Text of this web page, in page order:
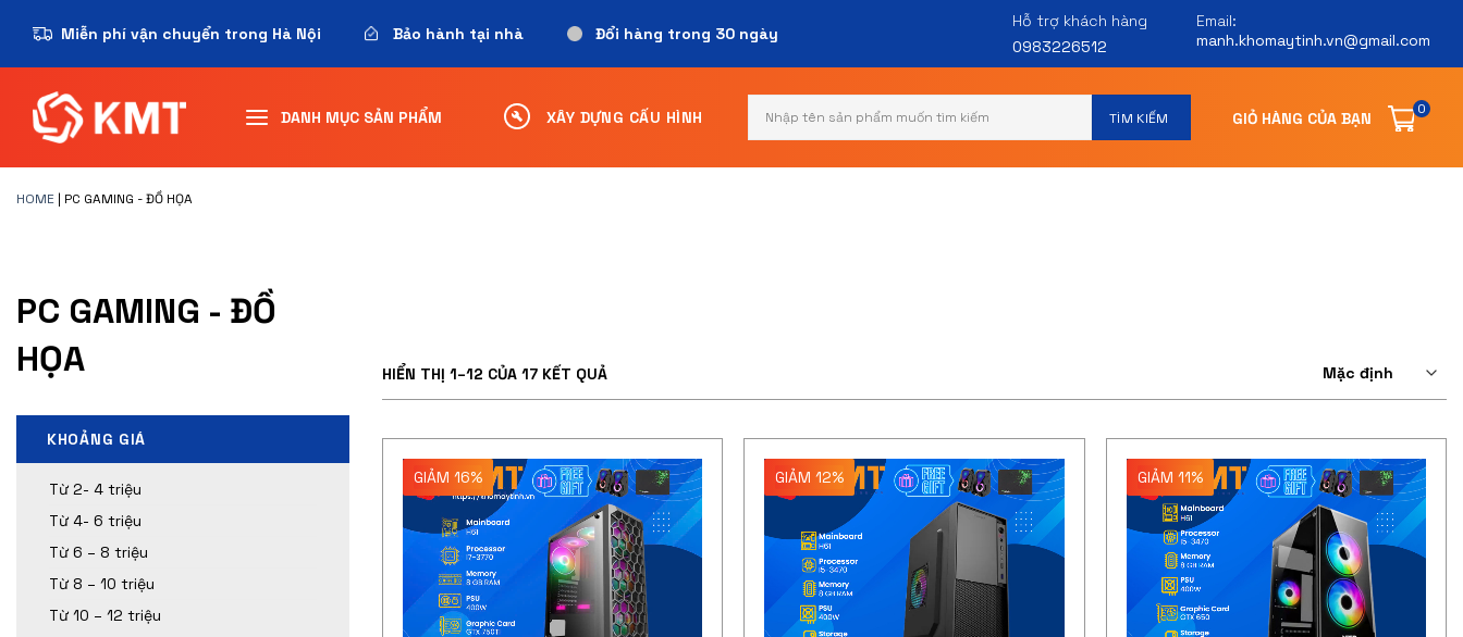
Miễn phí vận chuyển trong Hà Nội Bảo hành tại nhà Đổi hàng trong 30 ngày
Hỗ trợ khách hàng
0983226512
Email:
manh.khomaytinh.vn@gmail.com
DANH MỤC SẢN PHẨM XÂY DỰNG CẤU HÌNH 0
HOME | PC GAMING - ĐỒ HỌA
PC GAMING - ĐỒ
HỌA
KHOẢNG GIÁ
Từ 2- 4 triệu
Từ 4- 6 triệu
Từ 6 – 8 triệu
Từ 8 – 10 triệu
Từ 10 – 12 triệu
HIỂN THỊ 1–12 CỦA 17 KẾT QUẢ
GIẢM 16% GIẢM 12% GIẢM 11%